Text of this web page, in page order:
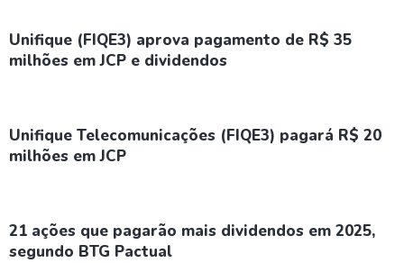
Unifique (FIQE3) aprova pagamento de R$ 35
milhões em JCP e dividendos
Unifique Telecomunicações (FIQE3) pagará R$ 20
milhões em JCP
21 ações que pagarão mais dividendos em 2025,
segundo BTG Pactual